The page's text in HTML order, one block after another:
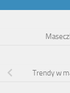
Trendy w